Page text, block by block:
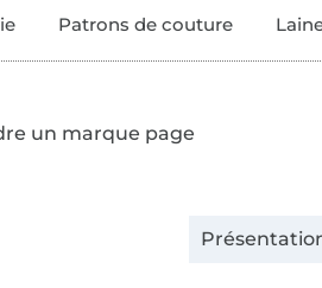
Patrons de couture
un marque page